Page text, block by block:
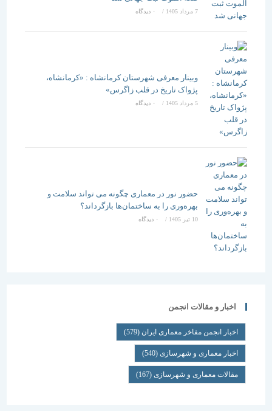
/ ۰ دیدگاه
وبینار معرفی شهرستان کرمانشاه : «کرمانشاه،
پژواک تاریخ در قلب زاگرس»
5 مرداد 1405 / ۰ دیدگاه
حضور نور در معماری چگونه می تواند سلامت و
بهره‌وری را به ساختمان‌ها بازگرداند؟
/ ۰ دیدگاه
اخبار و مقالات انجمن
اخبار انجمن مفاخر معماری ایران (579)
اخبار معماری و شهرسازی(540)
مقالات معماری و شهرسازی(167)